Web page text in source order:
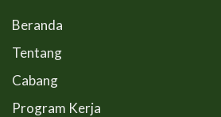
Beranda
Tentang
Cabang
Program Kerja